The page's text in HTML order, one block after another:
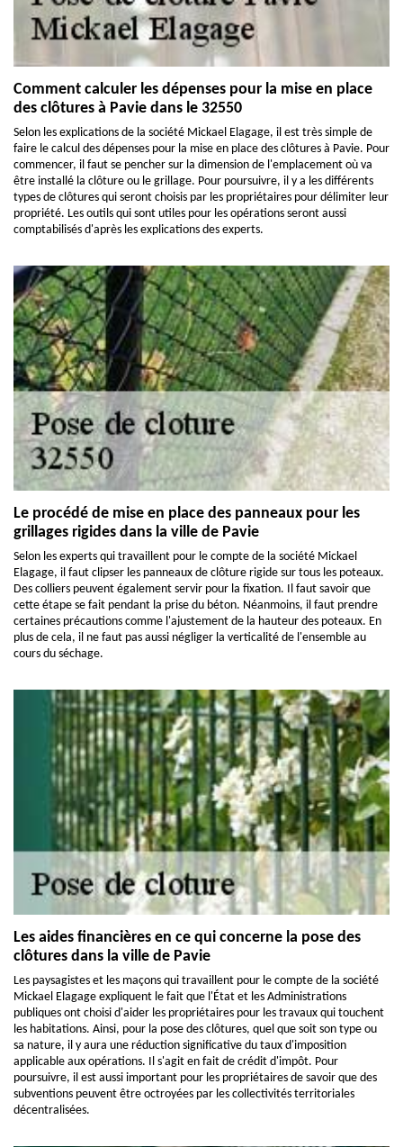
Comment calculer les dépenses pour la mise en place
des clôtures à Pavie dans le 32550
Selon les explications de la société Mickael Elagage, il est très simple de
faire le calcul des dépenses pour la mise en place des clôtures à Pavie. Pour
commencer, il faut se pencher sur la dimension de l'emplacement où va
être installé la clôture ou le grillage. Pour poursuivre, il y a les différents
types de clôtures qui seront choisis par les propriétaires pour délimiter leur
propriété. Les outils qui sont utiles pour les opérations seront aussi
comptabilisés d'après les explications des experts.
Le procédé de mise en place des panneaux pour les
grillages rigides dans la ville de Pavie
Selon les experts qui travaillent pour le compte de la société Mickael
Elagage, il faut clipser les panneaux de clôture rigide sur tous les poteaux.
Des colliers peuvent également servir pour la fixation. Il faut savoir que
cette étape se fait pendant la prise du béton. Néanmoins, il faut prendre
certaines précautions comme l'ajustement de la hauteur des poteaux. En
plus de cela, il ne faut pas aussi négliger la verticalité de l'ensemble au
cours du séchage.
Les aides financières en ce qui concerne la pose des
clôtures dans la ville de Pavie
Les paysagistes et les maçons qui travaillent pour le compte de la société
Mickael Elagage expliquent le fait que l'État et les Administrations
publiques ont choisi d'aider les propriétaires pour les travaux qui touchent
les habitations. Ainsi, pour la pose des clôtures, quel que soit son type ou
sa nature, il y aura une réduction significative du taux d'imposition
applicable aux opérations. Il s'agit en fait de crédit d'impôt. Pour
poursuivre, il est aussi important pour les propriétaires de savoir que des
subventions peuvent être octroyées par les collectivités territoriales
décentralisées.